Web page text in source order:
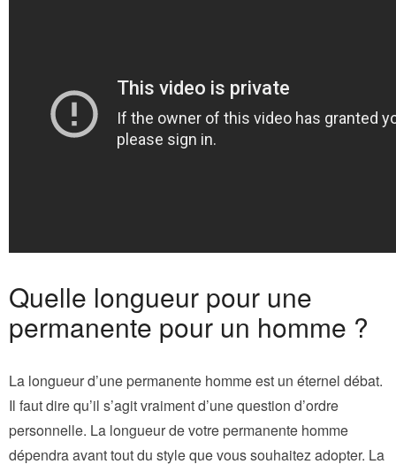
Quelle longueur pour une
permanente pour un homme ?
La longueur d’une permanente homme est un éternel débat.
Il faut dire qu’il s’agit vraiment d’une question d’ordre
personnelle. La longueur de votre permanente homme
dépendra avant tout du style que vous souhaitez adopter. La